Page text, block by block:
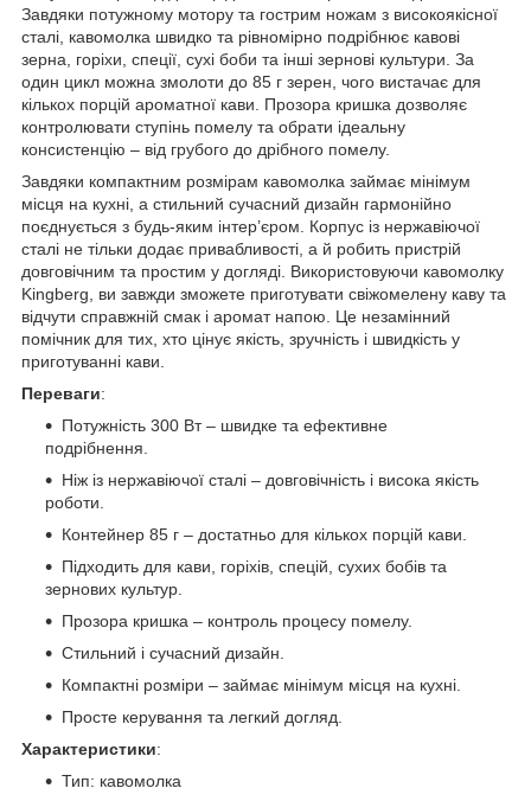
Завдяки потужному мотору та гострим ножам з високоякісної
сталі, кавомолка швидко та рівномірно подрібнює кавові
зерна, горіхи, спеції, сухі боби та інші зернові культури. За
один цикл можна змолоти до 85 г зерен, чого вистачає для
кількох порцій ароматної кави. Прозора кришка дозволяє
контролювати ступінь помелу та обрати ідеальну
консистенцію – від грубого до дрібного помелу.
Завдяки компактним розмірам кавомолка займає мінімум
місця на кухні, а стильний сучасний дизайн гармонійно
поєднується з будь-яким інтер’єром. Корпус із нержавіючої
сталі не тільки додає привабливості, а й робить пристрій
довговічним та простим у догляді. Використовуючи кавомолку
Kingberg, ви завжди зможете приготувати свіжомелену каву та
відчути справжній смак і аромат напою. Це незамінний
помічник для тих, хто цінує якість, зручність і швидкість у
приготуванні кави.
Переваги:
Потужність 300 Вт – швидке та ефективне
подрібнення.
Ніж із нержавіючої сталі – довговічність і висока якість
роботи.
Контейнер 85 г – достатньо для кількох порцій кави.
Підходить для кави, горіхів, спецій, сухих бобів та
зернових культур.
Прозора кришка – контроль процесу помелу.
Стильний і сучасний дизайн.
Компактні розміри – займає мінімум місця на кухні.
Просте керування та легкий догляд.
Характеристики:
Тип: кавомолка